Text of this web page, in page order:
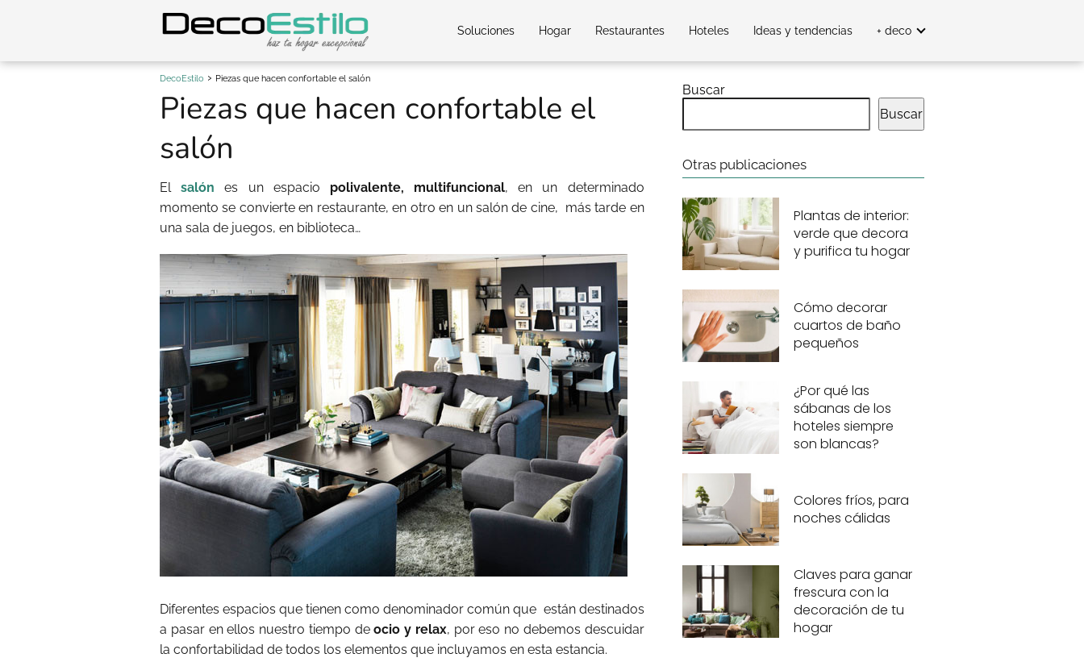
Soluciones Hogar Restaurantes Hoteles Ideas y tendencias + deco
DecoEstilo Piezas que hacen confortable el salón
Piezas que hacen confortable el
salón
Elsalón es un espacio polivalente, multifuncional, en un determinado
momento se convierte en restaurante, en otro en un salón de cine, más tarde en
una sala de juegos, en biblioteca…
Diferentes espacios que tienen como denominador común que están destinados
a pasar en ellos nuestro tiempo deocio y relax, por eso no debemos descuidar
la confortabilidad de todos los elementos que incluyamos en esta estancia.
Buscar
Buscar
Otras publicaciones
Plantas de interior:
verde que decora
y purifica tu hogar
Cómo decorar
cuartos de baño
pequeños
¿Por qué las
sábanas de los
hoteles siempre
son blancas?
Colores fríos, para
noches cálidas
Claves para ganar
frescura con la
decoración de tu
hogar